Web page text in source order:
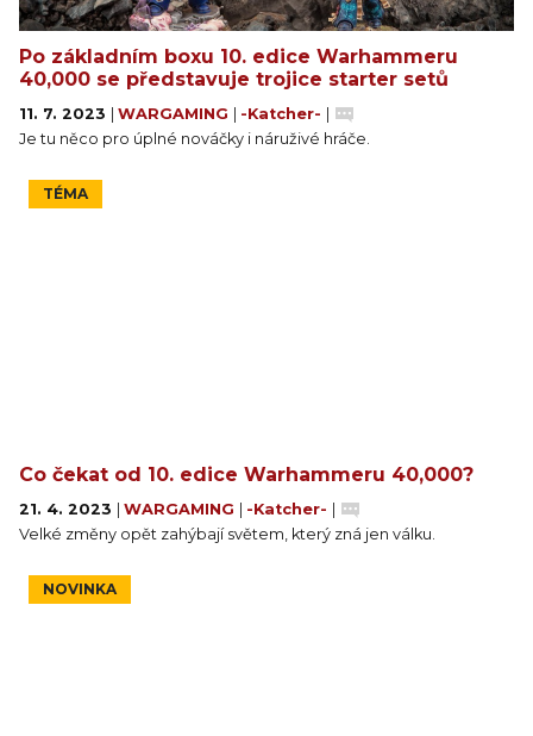
Po základním boxu 10. edice Warhammeru
40,000 se představuje trojice starter setů
11. 7. 2023 WARGAMING -Katcher-
Je tu něco pro úplné nováčky i náruživé hráče.
TÉMA
Co čekat od 10. edice Warhammeru 40,000?
21. 4. 2023 WARGAMING -Katcher-
Velké změny opět zahýbají světem, který zná jen válku.
NOVINKA